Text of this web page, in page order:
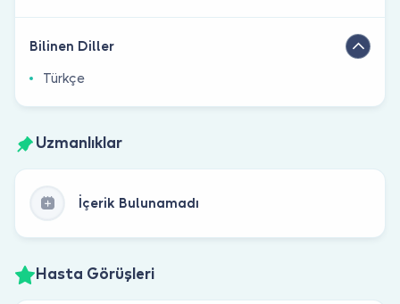
Bilinen Diller
Türkçe
Uzmanlıklar
İçerik Bulunamadı
Hasta Görüşleri